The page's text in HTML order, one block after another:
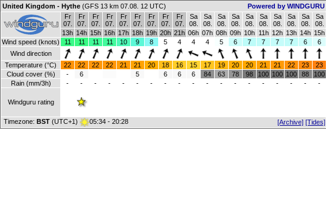
United Kingdom - Hythe (GFS 13 km 07.08. 12 UTC)
Powered by WINDGURU
Fr
07.
Fr
07.
Fr
07.
Fr
07.
Fr
07.
Fr
07.
Fr
07.
Fr
07.
Fr
07.
Sa
08.
Sa
08.
Sa
08.
Sa
08.
Sa
08.
Sa
08.
Sa
08.
Sa
08.
Sa
08.
Sa
08.
13h 14h 15h 16h 17h 18h 19h 20h 21h 06h 07h 08h 09h 10h 11h 12h 13h 14h 15h
Wind speed (knots)
11 11 11 11 10 9 8 5 4 4 4 5 6 7 7 7 7 6
6
Wind direction
Temperature (°C)
22 22 22 22 21 21 20 18 16 15 17 19 20 20 21 21 22 23
23
Cloud cover (%)
- 6 5 6 6 6 84 63 78 98 100 100 100 88
100
Rain (mm/3h)
- - - - - - - - - - - - - - - - - - -
Windguru rating
Timezone: BST (UTC+1) 05:34 - 20:28 [Archive] [Tides]